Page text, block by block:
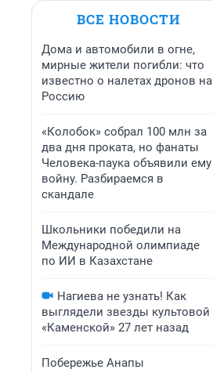
ВСЕ НОВОСТИ
Дома и автомобили в огне,
мирные жители погибли: что
известно о налетах дронов на
Россию
«Колобок» собрал 100 млн за
два дня проката, но фанаты
Человека-паука объявили ему
войну. Разбираемся в
скандале
Школьники победили на
Международной олимпиаде
по ИИ в Казахстане
Нагиева не узнать! Как
выглядели звезды культовой
«Каменской» 27 лет назад
Побережье Анапы